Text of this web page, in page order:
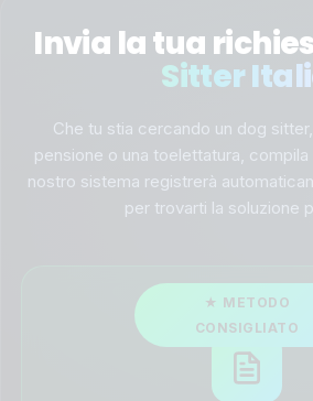
Invia la tua
Sitter
Che tu stia cercando un dog
pensione o una toelettatura,
nostro sistema registrerà
per trovarti la soluzione